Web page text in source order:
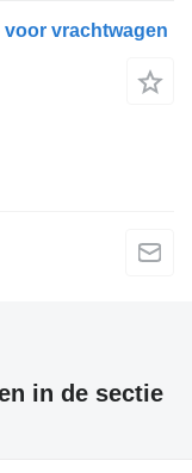
voor vrachtwagen
in de sectie